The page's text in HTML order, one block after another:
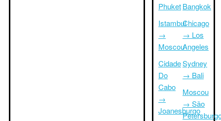
Phuket
Istambul
→
Moscou
Cidade
Do
Cabo
→
Joanesburgo
Bangkok
Chicago
→ Los
Angeles
Sydney
→ Bali
Moscou
→ São